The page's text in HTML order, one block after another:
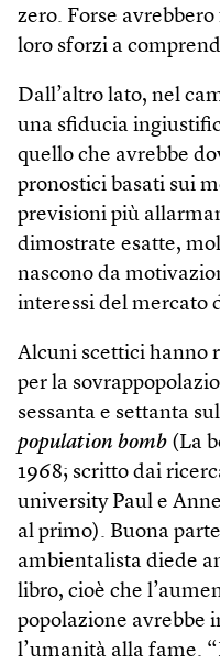
zero. Forse
loro sforzi a
Dall’altro lato, nel
una sfiducia
quello che avrebbe
pronostici basati sui
previsioni più
dimostrate esatte,
nascono da
interessi del mercato
Alcuni scettici hanno
per la
sessanta e settanta
population bomb (La
1968; scritto dai
university Paul e
al primo). Buona
ambientalista diede
libro, cioè che
popolazione avrebbe
l’umanità alla fame.